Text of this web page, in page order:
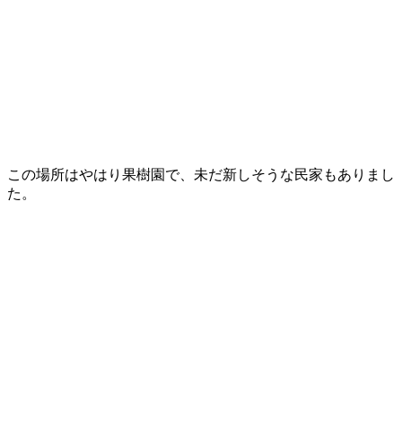
この場所はやはり果樹園で、未だ新しそうな民家もありまし
た。